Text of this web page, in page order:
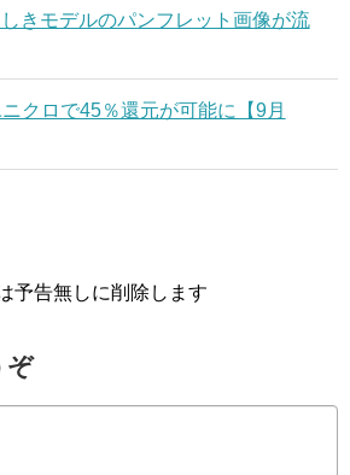
きモデルのパンフレット画像が流
クロで45％還元が可能に【9月
予告無しに削除します
ぞ